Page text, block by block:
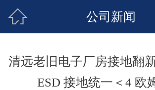
 公司新闻
清远老旧电子厂房接地翻
ESD 接地统一＜4 欧